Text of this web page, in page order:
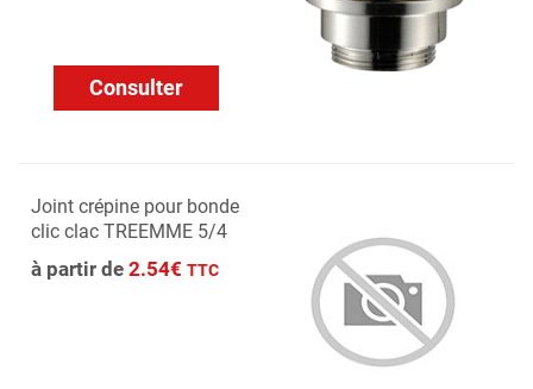
Consulter
Joint crépine pour bonde
clic clac TREEMME 5/4
à partir de 2.54€ TTC